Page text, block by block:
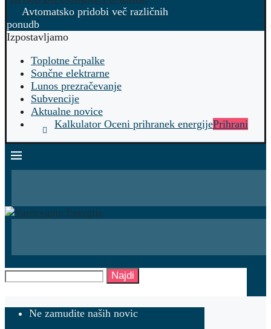
Avtomatsko pridobi več različnih
ponudb
Izpostavljamo
Toplotne črpalke
Sončne elektrarne
Lunos prezračevanje
Subvencije
Aktualne novice
Kalkulator Oceni prihranek energijePrihrani
Najdi
Ne zamudite naših novic